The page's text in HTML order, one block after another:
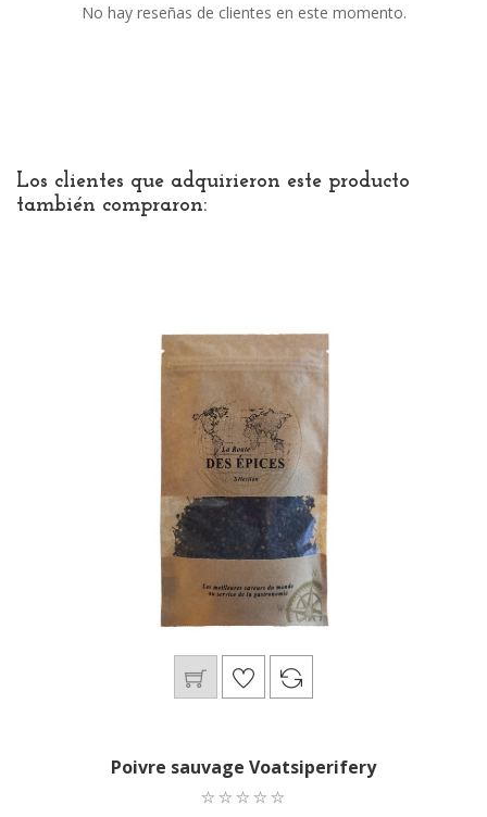
No hay reseñas de clientes en este momento.
Los clientes que adquirieron este producto
también compraron:
Poivre sauvage Voatsiperifery